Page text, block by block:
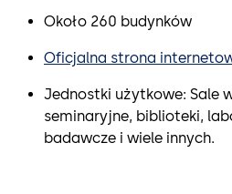
Około 260 budynków
Oficjalna strona
Jednostki użytkowe: Sale
seminaryjne, biblioteki,
badawcze i wiele innych.